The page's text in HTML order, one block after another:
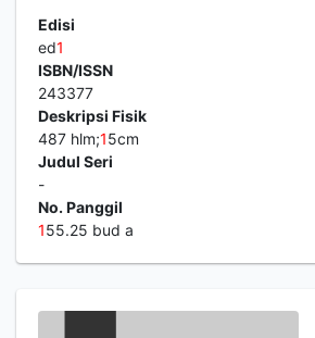
Edisi
ed1
ISBN/ISSN
243377
Deskripsi Fisik
487 hlm;15cm
Judul Seri
-
No. Panggil
155.25 bud a